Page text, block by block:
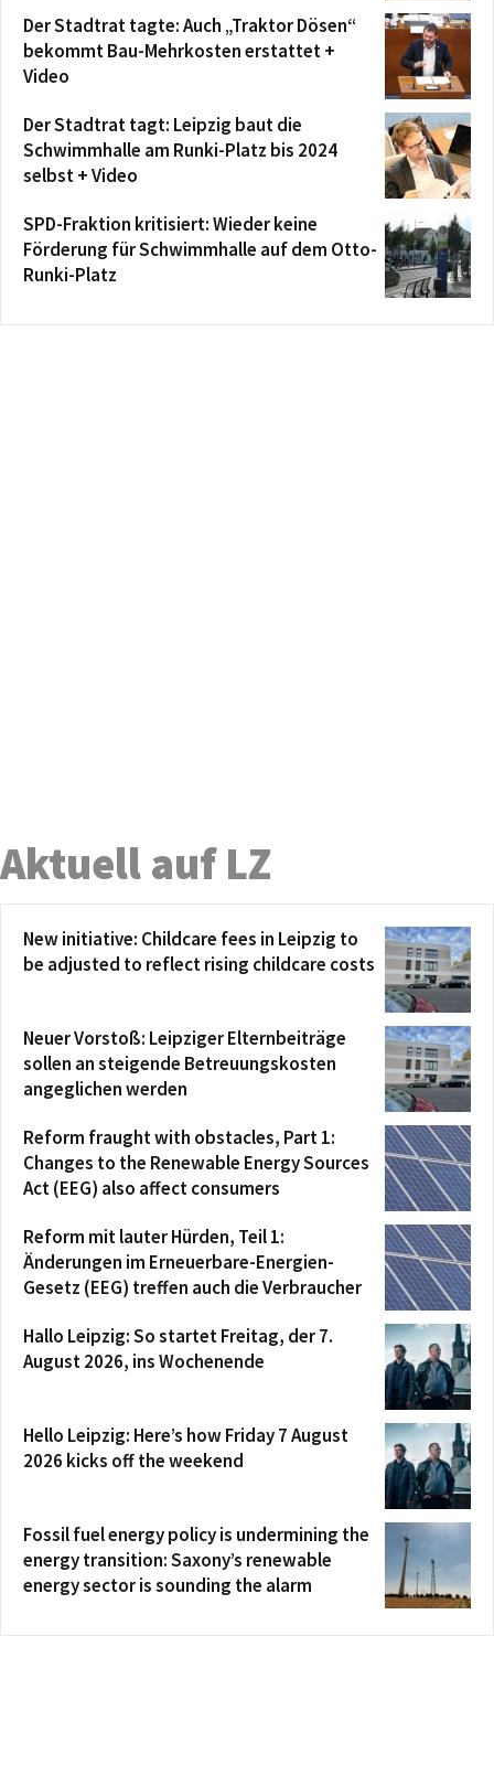
Der Stadtrat tagte: Auch „Traktor Dösen“
bekommt Bau-Mehrkosten erstattet +
Video
Der Stadtrat tagt: Leipzig baut die
Schwimmhalle am Runki-Platz bis 2024
selbst + Video
SPD-Fraktion kritisiert: Wieder keine
Förderung für Schwimmhalle auf dem Otto-
Runki-Platz
Aktuell auf LZ
New initiative: Childcare fees in Leipzig to
be adjusted to reflect rising childcare costs
Neuer Vorstoß: Leipziger Elternbeiträge
sollen an steigende Betreuungskosten
angeglichen werden
Reform fraught with obstacles, Part 1:
Changes to the Renewable Energy Sources
Act (EEG) also affect consumers
Reform mit lauter Hürden, Teil 1:
Änderungen im Erneuerbare-Energien-
Gesetz (EEG) treffen auch die Verbraucher
Hallo Leipzig: So startet Freitag, der 7.
August 2026, ins Wochenende
Hello Leipzig: Here’s how Friday 7 August
2026 kicks off the weekend
Fossil fuel energy policy is undermining the
energy transition: Saxony’s renewable
energy sector is sounding the alarm